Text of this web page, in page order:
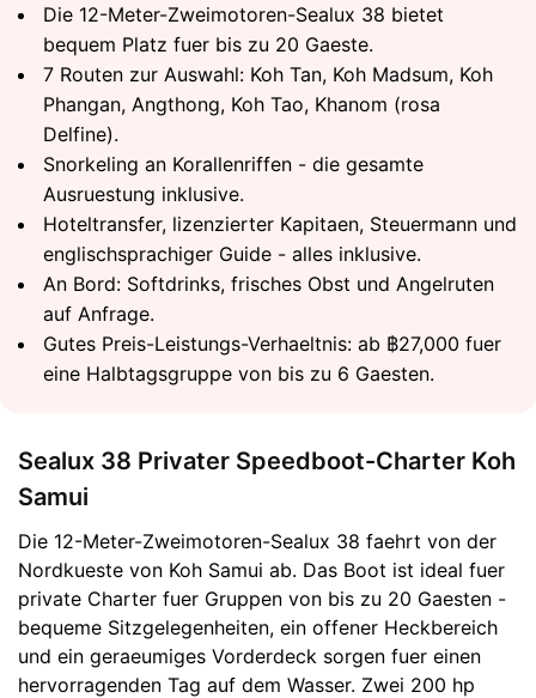
Die 12-Meter-Zweimotoren-Sealux 38 bietet
bequem Platz fuer bis zu 20 Gaeste.
7 Routen zur Auswahl: Koh Tan, Koh Madsum, Koh
Phangan, Angthong, Koh Tao, Khanom (rosa
Delfine).
Snorkeling an Korallenriffen - die gesamte
Ausruestung inklusive.
Hoteltransfer, lizenzierter Kapitaen, Steuermann und
englischsprachiger Guide - alles inklusive.
An Bord: Softdrinks, frisches Obst und Angelruten
auf Anfrage.
Gutes Preis-Leistungs-Verhaeltnis: ab ฿27,000 fuer
eine Halbtagsgruppe von bis zu 6 Gaesten.
Sealux 38 Privater Speedboot-Charter Koh
Samui
Die 12-Meter-Zweimotoren-Sealux 38 faehrt von der
Nordkueste von Koh Samui ab. Das Boot ist ideal fuer
private Charter fuer Gruppen von bis zu 20 Gaesten -
bequeme Sitzgelegenheiten, ein offener Heckbereich
und ein geraeumiges Vorderdeck sorgen fuer einen
hervorragenden Tag auf dem Wasser. Zwei 200 hp